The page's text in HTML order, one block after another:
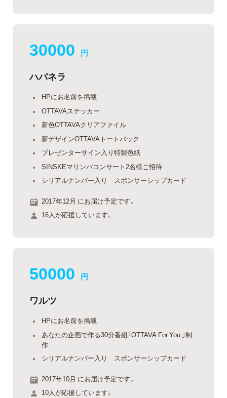
30000 円
ハバネラ
HPにお名前を掲載
OTTAVAステッカー
新色OTTAVAクリアファイル
新デザインOTTAVAトートバック
プレゼンターサイン入り特製色紙
SINSKEマリンバコンサート2名様ご招待
シリアルナンバー入り スポンサーシップカード
2017年12月 にお届け予定です。
16人が応援しています。
50000 円
ワルツ
HPにお名前を掲載
あなたの企画で作る30分番組「OTTAVA For You 」制
作
シリアルナンバー入り スポンサーシップカード
2017年10月 にお届け予定です。
10人が応援しています。